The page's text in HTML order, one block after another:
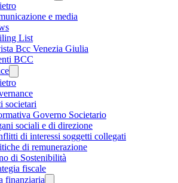
e media
List
Bcc Venezia Giulia
BCC
societari
Governo Societario
sociali e di direzione
di interessi soggetti collegati
di remunerazione
di Sostenibilità
fiscale
finanziaria